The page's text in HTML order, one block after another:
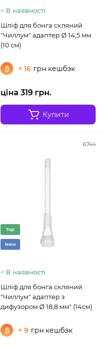
В наявності
Шліф для бонга скляний
"Чиллум" адаптер Ø 14,5 мм
(10 см)
+ 16 грн кешбэк
ціна 319 грн.
Купити
6744
Top
New
В наявності
Шліф для бонга скляний
"Чиллум" адаптер з
дифузором Ø 18,8 мм" (14см)
+ 9 грн кешбэк